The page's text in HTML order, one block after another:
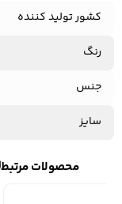
کشور تولید کننده
رنگ
جنس
سایز
محصولات مرتبط